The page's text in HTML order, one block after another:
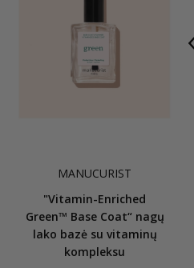
MANUCURIST
"Vitamin-Enriched
Green™ Base Coat“ nagų
lako bazė su vitaminų
kompleksu